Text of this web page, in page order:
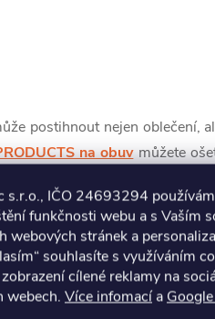
s.r.o., IČO 24693294
funkčnosti webu a s Vaším
webových stránek a
souhlasíte s využíváním
cílené reklamy na
webech. Více infomací a
postihnout nejen oblečení,
na obuvmůžete
semišové polobotky, a to
hodin od aplikace se na
chráněny nejen před
v suchu a nebudete
speciální impregnaci na